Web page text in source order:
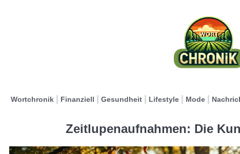
Wortchronik Finanziell Gesundheit Lifestyle Mode
Zeitlupenaufnahmen: Die